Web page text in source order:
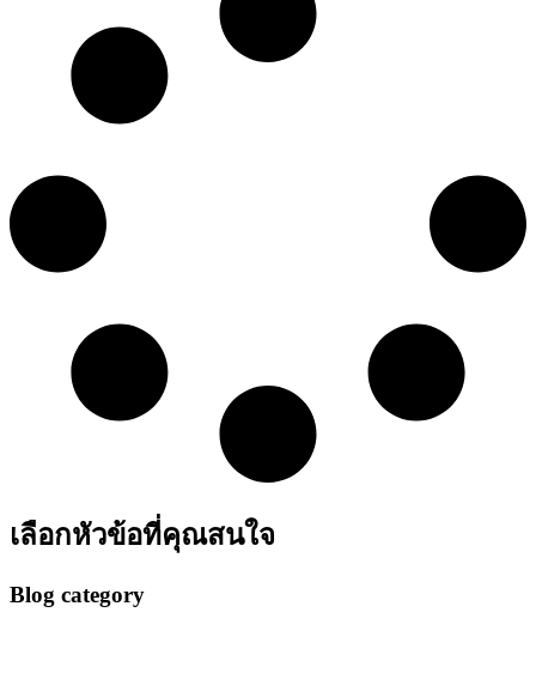
เลือกหัวข้อที่คุณสนใจ
Blog category